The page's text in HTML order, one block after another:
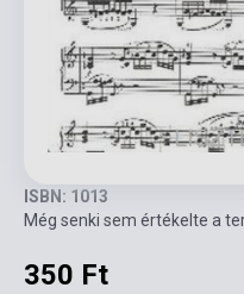
ISBN: 1013
Még senki sem értékelte a
350 Ft